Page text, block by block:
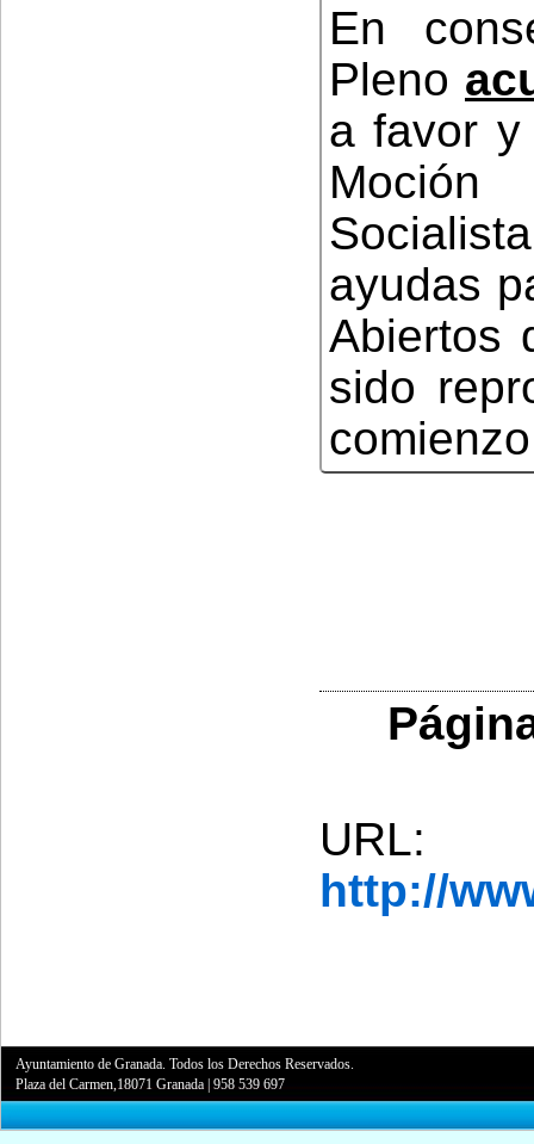
En
Pleno
a favor
ayudas
Abiertos
sido
URL:
http://
Ayuntamiento de Granada. Todos los Derechos Reservados.
Plaza del Carmen,18071 Granada |958 539 697